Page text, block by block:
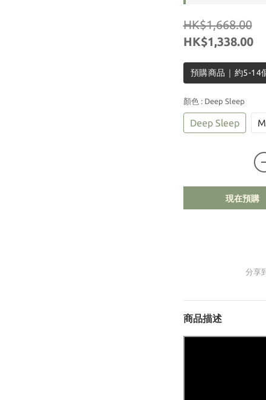
HK$1,668.00
HK$1,338.00
預購商品｜約5-14
顏色 : Deep Sleep
Deep Sleep
現在預購
分享
商品描述